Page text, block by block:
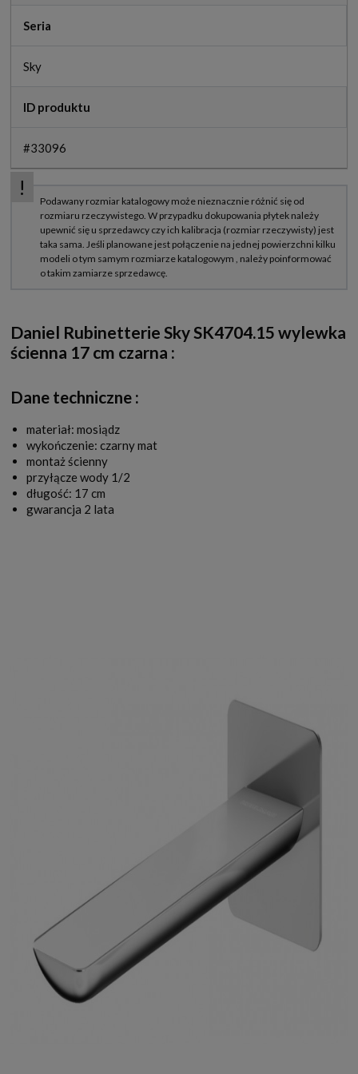
Seria
Sky
ID produktu
#33096
Daniel Rubinetterie Sky SK4704.15 wylewka
ścienna 17 cm czarna :
Dane techniczne :
materiał: mosiądz
wykończenie: czarny mat
montaż ścienny
przyłącze wody 1/2
długość: 17 cm
gwarancja 2 lata